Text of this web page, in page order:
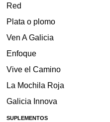
Red
Plata o plomo
Ven A Galicia
Enfoque
Vive el Camino
La Mochila Roja
Galicia Innova
SUPLEMENTOS